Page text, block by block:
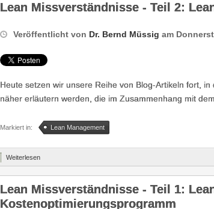
Lean Missverständnisse - Teil 2:
Veröffentlicht von Dr. Bernd Müssig am
Heute setzen wir unsere Reihe von Blog-Artikeln fort,
näher erläutern werden, die im Zusammenhang mit
Markiert in: Lean Management
Weiterlesen
Lean Missverständnisse - Teil 1:
Kostenoptimierungsprogramm